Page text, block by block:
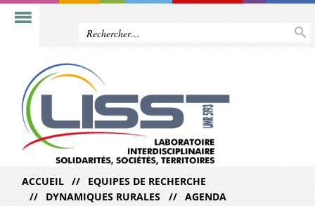
ACCUEIL
EQUIPES DE RECHERCHE
DYNAMIQUES RURALES
AGENDA